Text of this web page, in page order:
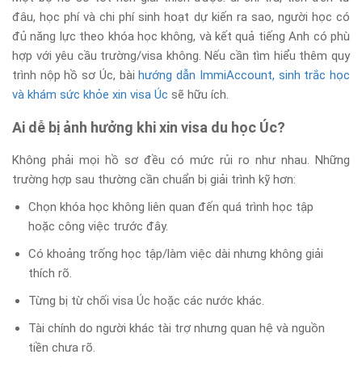
đâu, học phí và chi phí sinh hoạt dự kiến ra sao, người học có
đủ năng lực theo khóa học không, và kết quả tiếng Anh có phù
hợp với yêu cầu trường/visa không. Nếu cần tìm hiểu thêm quy
trình nộp hồ sơ Úc, bài hướng dẫn ImmiAccount, sinh trắc học
và khám sức khỏe xin visa Úc sẽ hữu ích.
Ai dễ bị ảnh hưởng khi xin visa du học Úc?
Không phải mọi hồ sơ đều có mức rủi ro như nhau. Những
trường hợp sau thường cần chuẩn bị giải trình kỹ hơn:
Chọn khóa học không liên quan đến quá trình học tập
hoặc công việc trước đây.
Có khoảng trống học tập/làm việc dài nhưng không giải
thích rõ.
Từng bị từ chối visa Úc hoặc các nước khác.
Tài chính do người khác tài trợ nhưng quan hệ và nguồn
tiền chưa rõ.